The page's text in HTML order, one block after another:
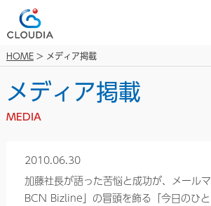
HOME> メディア掲載
メディア掲載
MEDIA
2010.06.30
加藤社長が語った苦悩と成功が、メール
BCN Bizline」の冒頭を飾る「今日のひ